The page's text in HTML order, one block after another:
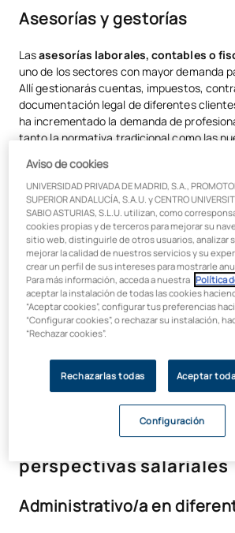
Estudia el grado superior de Administración y
Asesorías y gestorías
Lasasesorías laborales, contables o
uno de los sectores con mayor demanda
Allí gestionarás cuentas, impuestos,
documentación legal de diferentes
ha incrementado la demanda de
tanto la normativa tradicional como las
Sector tecnológico
Las startups y empresas tecnológicas
perfiles de administración que
tradicional como losnuevos modelos de
criptomonedas y fintech.
Autoempleo y
Gracias al conocimiento práctico en
trámites empresariales, también puedes
propio negocioo trabajar como
propia. La versatilidad de esta formación
proyectos empresariales propios con
Principales salidas
perspectivas salariales
Administrativo/a en
Aviso de cookies
UNIVERSIDAD PRIVADA DE MADRID, S.A.,
SUPERIOR ANDALUCÍA, S.A.U. y CENTRO
SABIO ASTURIAS, S.L.U. utilizan, como
cookies propias y de terceros para mejorar su
sitio web, distinguirle de otros usuarios, analizar
mejorar la calidad de nuestros servicios y su
crear un perfil de sus intereses para mostrarle
Para más información, acceda a nuestra Política
aceptar la instalación de todas las cookies
“Aceptar cookies”, configurar tus preferencias
“Configurar cookies”, o rechazar su instalación,
“Rechazar cookies”.
Rechazarlas todas Aceptar
Configuración